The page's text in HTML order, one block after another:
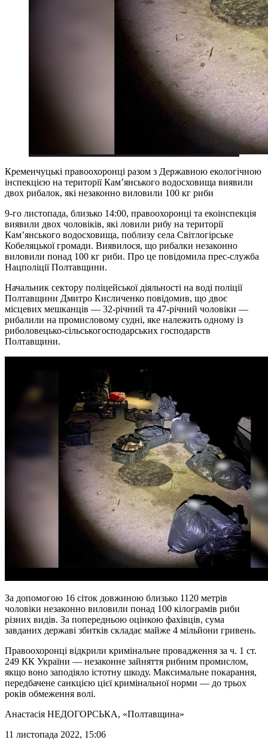
Кременчуцькі правоохоронці разом з Державною екологічною
інспекцією на території Кам’янського водосховища виявили
двох рибалок, які незаконно виловили 100 кг риби
9-го листопада, близько 14:00, правоохоронці та екоінспекція
виявили двох чоловіків, які ловили рибу на території
Кам’янського водосховища, поблизу села Світлогірське
Кобеляцької громади. Виявилося, що рибалки незаконно
виловили понад 100 кг риби. Про це повідомила прес-служба
Нацполіції Полтавщини.
Начальник сектору поліцейської діяльності на воді поліції
Полтавщини Дмитро Кисличенко повідомив, що двоє
місцевих мешканців — 32-річний та 47-річний чоловіки —
рибалили на промисловому судні, яке належить одному із
риболовецько-сільськогосподарських господарств
Полтавщини.
За допомогою 16 сіток довжиною близько 1120 метрів
чоловіки незаконно виловили понад 100 кілограмів риби
різних видів. За попередньою оцінкою фахівців, сума
завданих державі збитків складає майже 4 мільйони гривень.
Правоохоронці відкрили кримінальне провадження за ч. 1 ст.
249 КК України — незаконне зайняття рибним промислом,
якщо воно заподіяло істотну шкоду. Максимальне покарання,
передбачене санкцією цієї кримінальної норми — до трьох
років обмеження волі.
Анастасія НЕДОГОРСЬКА, «Полтавщина»
11 листопада 2022, 15:06